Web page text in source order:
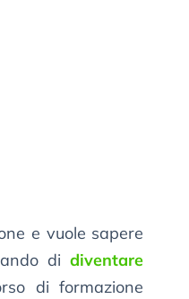
e vuole sapere
didiventare
di formazione